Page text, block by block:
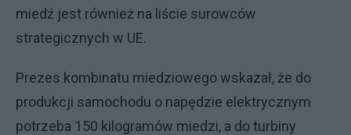
miedź jest również na liście surowców
strategicznych w UE.
Prezes kombinatu miedziowego wskazał, że do
produkcji samochodu o napędzie elektrycznym
potrzeba 150 kilogramów miedzi, a do turbiny